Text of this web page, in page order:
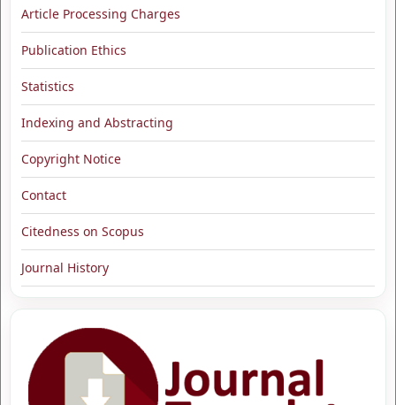
Article Processing Charges
Publication Ethics
Statistics
Indexing and Abstracting
Copyright Notice
Contact
Citedness on Scopus
Journal History